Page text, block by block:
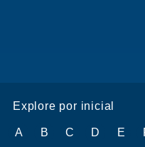
Explore por inicial
A B C D E